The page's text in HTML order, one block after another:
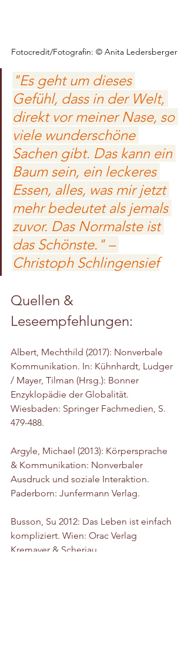
Fotocredit/Fotografin: © Anita Ledersberger
"Es geht um dieses
Gefühl, dass in der Welt,
direkt vor meiner Nase, so
viele wunderschöne
Sachen gibt. Das kann ein
Baum sein, ein leckeres
Essen, alles, was mir jetzt
mehr bedeutet als jemals
zuvor. Das Normalste ist
das Schönste." –
Christoph Schlingensief
Quellen &
Leseempfehlungen:
Albert, Mechthild (2017): Nonverbale
Kommunikation. In: Kühnhardt, Ludger
/ Mayer, Tilman (Hrsg.): Bonner
Enzyklopädie der Globalität.
Wiesbaden: Springer Fachmedien, S.
479-488.
Argyle, Michael (2013): Körpersprache
& Kommunikation: Nonverbaler
Ausdruck und soziale Interaktion.
Paderborn: Junfermann Verlag.
Busson, Su 2012: Das Leben ist einfach
kompliziert. Wien: Orac Verlag
Kremayer & Scheriau.